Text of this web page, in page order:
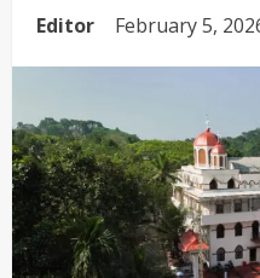
Editor February 5,